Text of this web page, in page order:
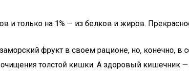
и только на 1% — из белков и жиров.
фрукт в своем рационе, но, конечно, в
толстой кишки. А здоровый кишечник —